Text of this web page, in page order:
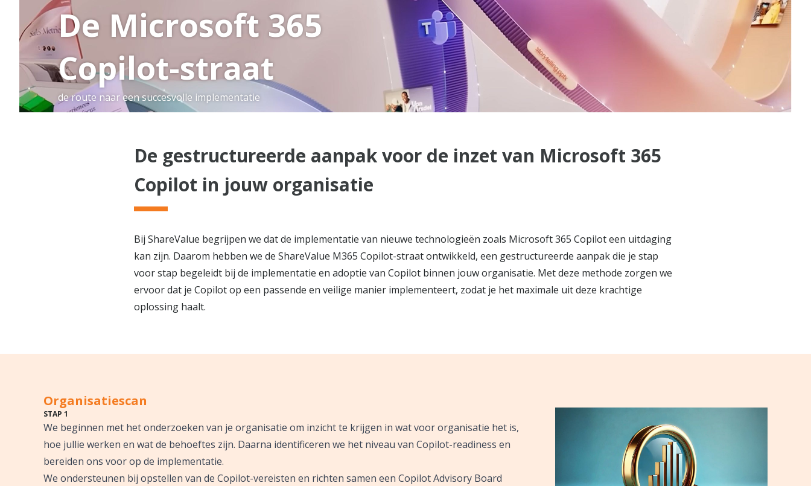
De Microsoft 365
Copilot-straat
de route naar een succesvolle implementatie
De gestructureerde aanpak voor de inzet van Microsoft 365
Copilot in jouw organisatie
Bij ShareValue begrijpen we dat de implementatie van nieuwe technologieën zoals Microsoft 365 Copilot een uitdaging
kan zijn. Daarom hebben we de ShareValue M365 Copilot-straat ontwikkeld, een gestructureerde aanpak die je stap
voor stap begeleidt bij de implementatie en adoptie van Copilot binnen jouw organisatie. Met deze methode zorgen we
ervoor dat je Copilot op een passende en veilige manier implementeert, zodat je het maximale uit deze krachtige
oplossing haalt.
Organisatiescan
STAP 1
We beginnen met het onderzoeken van je organisatie om inzicht te krijgen in wat voor organisatie het is,
hoe jullie werken en wat de behoeftes zijn. Daarna identificeren we het niveau van Copilot-readiness en
bereiden ons voor op de implementatie.
We ondersteunen bij opstellen van de Copilot-vereisten en richten samen een Copilot Advisory Board